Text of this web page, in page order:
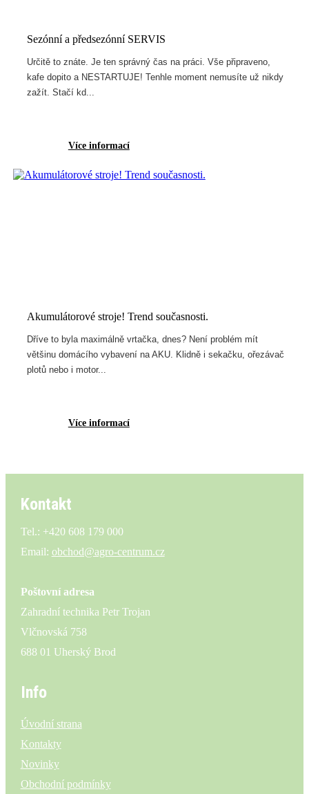
Sezónní a předsezónní SERVIS
Určitě to znáte. Je ten správný čas na práci. Vše připraveno,
kafe dopito a NESTARTUJE! Tenhle moment nemusíte už nikdy
zažít. Stačí kd...
Více informací
Akumulátorové stroje! Trend současnosti.
Dříve to byla maximálně vrtačka, dnes? Není problém mít
většinu domácího vybavení na AKU. Klidně i sekačku, ořezávač
plotů nebo i motor...
Více informací
Kontakt
Tel.: +420 608 179 000
Email: obchod@agro-centrum.cz
Poštovní adresa
Zahradní technika Petr Trojan
Vlčnovská 758
688 01 Uherský Brod
Info
Úvodní strana
Kontakty
Novinky
Obchodní podmínky